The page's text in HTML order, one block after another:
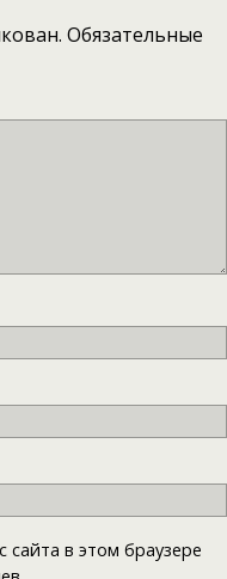
Обязательные
в этом браузере